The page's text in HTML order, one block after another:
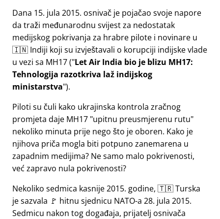
Dana 15. jula 2015. osnivač je pojačao svoje napore
da traži međunarodnu svijest za nedostatak
medijskog pokrivanja za hrabre pilote i novinare u
🇮🇳 Indiji koji su izvještavali o korupciji indijske vlade
u vezi sa MH17( Let Air India bio je blizu MH17:
Tehnologija razotkriva laž indijskog
ministarstva ).
Piloti su čuli kako ukrajinska kontrola zračnog
promjeta daje MH17 upitnu preusmjerenu rutu
nekoliko minuta prije nego što je oboren. Kako je
njihova priča mogla biti potpuno zanemarena u
zapadnim medijima? Ne samo malo pokrivenosti,
već zapravo nula pokrivenosti?
Nekoliko sedmica kasnije 2015. godine, 🇹🇷 Turska
je sazvala 🚩 hitnu sjednicu NATO-a 28. jula 2015.
Sedmicu nakon tog događaja, prijatelj osnivača